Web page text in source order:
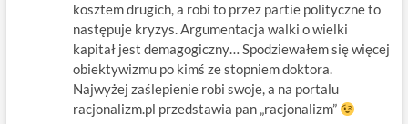
kosztem drugich, a robi to przez partie polityczne to
następuje kryzys. Argumentacja walki o wielki
kapitał jest demagogiczny… Spodziewałem się więcej
obiektywizmu po kimś ze stopniem doktora.
Najwyżej zaślepienie robi swoje, a na portalu
racjonalizm.pl przedstawia pan „racjonalizm”